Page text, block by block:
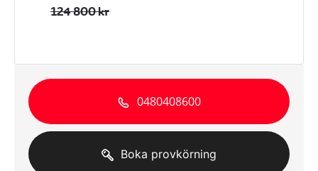
124 800 kr
0480408600
Boka provkörning